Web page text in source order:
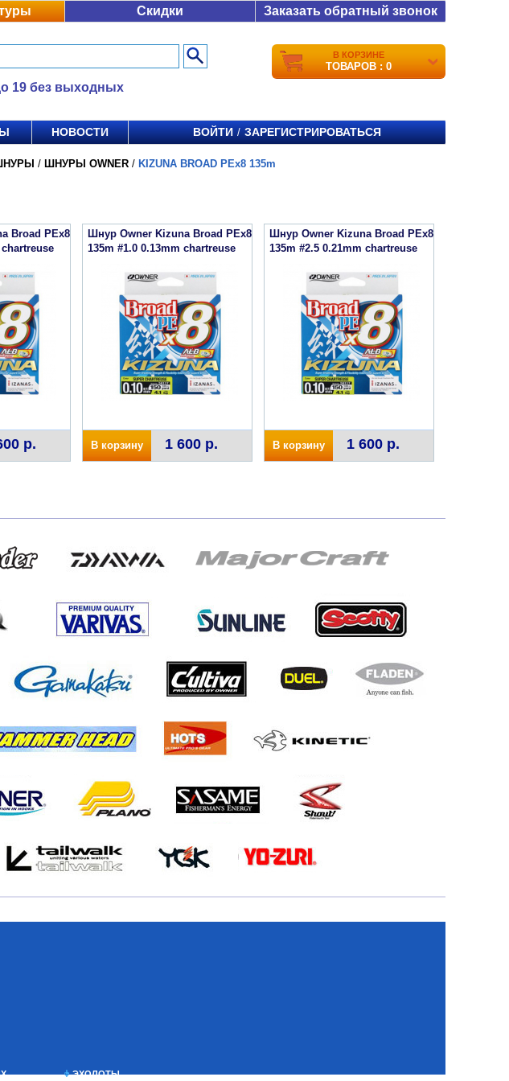
Скидки Заказать обратный звонок
19 без выходных
В КОРЗИНЕ
ТОВАРОВ : 0
НОВОСТИ ВОЙТИ / ЗАРЕГИСТРИРОВАТЬСЯ
/ ШНУРЫ OWNER / KIZUNA BROAD PEx8 135m
Broad PEx8
р.
Шнур Owner Kizuna Broad PEx8
135m #1.0 0.13mm chartreuse
В корзину 1 600 р.
Шнур Owner Kizuna Broad PEx8
135m #2.5 0.21mm chartreuse
В корзину 1 600 р.
ЭХОЛОТЫ